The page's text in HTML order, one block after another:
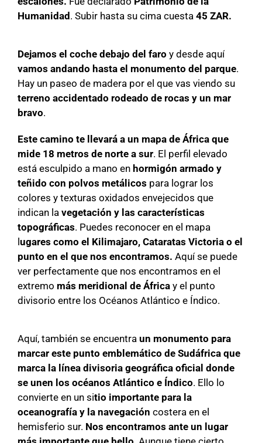
Humanidad . Subir hasta su cima cuesta 45 ZAR.
Dejamos el coche debajo del faro y desde aquí
vamos andando hasta el monumento del parque.
Hay un paseo de madera por el que vas viendo su
terreno accidentado rodeado de rocas y un mar
bravo.
Este camino te llevará a un mapa de África que
mide 18 metros de norte a sur. El perfil elevado
está esculpido a mano en hormigón armado y
teñido con polvos metálicos para lograr los
colores y texturas oxidados envejecidos que
indican la vegetación y las características
topográficas. Puedes reconocer en el mapa
ugares como el Kilimajaro, Cataratas Victoria o el
punto en el que nos encontramos. Aquí se puede
ver perfectamente que nos encontramos en el
extremo más meridional de África y el punto
divisorio entre los Océanos Atlántico e Índico.
Aquí, también se encuentra un monumento para
marcar este punto emblemático de Sudáfrica que
marca la línea divisoria geográfica oficial donde
se unen los océanos Atlántico e Índico. Ello lo
convierte en un sitio importante para la
oceanografía y la navegación costera en el
hemisferio sur. Nos encontramos ante un lugar